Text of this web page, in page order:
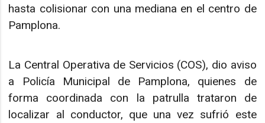
hasta colisionar con una mediana en el centro de
Pamplona.
La Central Operativa de Servicios (COS), dio aviso
a Policía Municipal de Pamplona, quienes de
forma coordinada con la patrulla trataron de
localizar al conductor, que una vez sufrió este